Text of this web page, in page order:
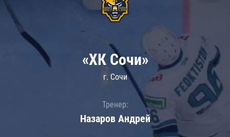
«ХК Сочи»
г. Сочи
Тренер:
Назаров Андрей